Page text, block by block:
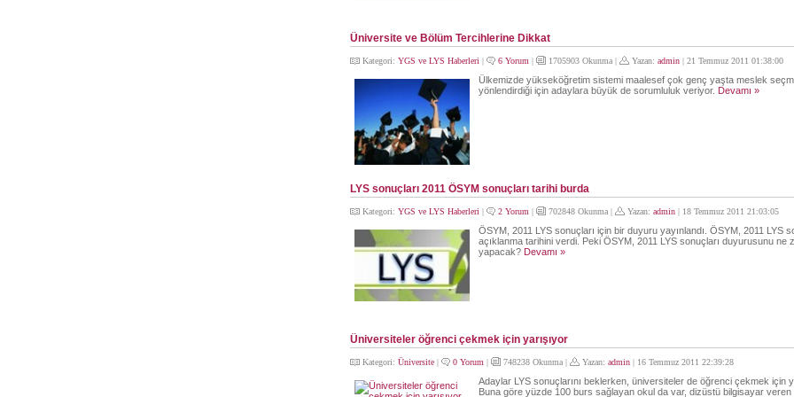
Üniversite ve Bölüm Tercihlerine Dikkat
Kategori: YGS ve LYS Haberleri | 6 Yorum | 1705903 Okunma | Yazan: admin| 21 Temmuz 2011 01:38:00
Ülkemizde yükseköğretim sistemi maalesef çok genç yaşta meslek
yönlendirdiği için adaylara büyük de sorumluluk veriyor. Devamı »
LYS sonuçları 2011 ÖSYM sonuçları tarihi burda
Kategori: YGS ve LYS Haberleri | 2 Yorum | 702848 Okunma | Yazan: admin| 18 Temmuz 2011 21:03:05
ÖSYM, 2011 LYS sonuçları için bir duyuru yayınlandı. ÖSYM, 2011 LYS
açıklanma tarihini verdi. Peki ÖSYM, 2011 LYS sonuçları duyurusunu ne
yapacak? Devamı »
Üniversiteler öğrenci çekmek için yarışıyor
Kategori: Üniversite| 0 Yorum | 748238 Okunma | Yazan: admin| 16 Temmuz 2011 22:39:28
Adaylar LYS sonuçlarını beklerken, üniversiteler de öğrenci çekmek için
Buna göre yüzde 100 burs sağlayan okul da var, dizüstü bilgisayar veren